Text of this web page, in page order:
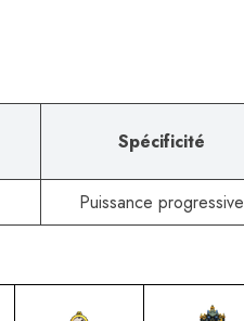
Spécificité
Puissance progressive